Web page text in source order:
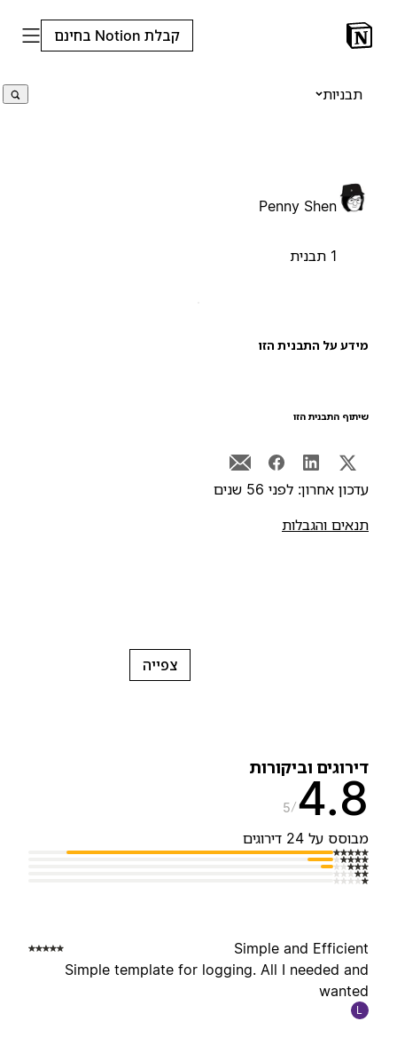
קבלת Notion בחינם
תבניות
Penny Shen
על התבנית הזו
התבנית הזו
אחרון: לפני 56 שנים
והגבלות
צפייה
וביקורות
5
על 24 דירוגים
Simple and
Simple template for logging. All I needed